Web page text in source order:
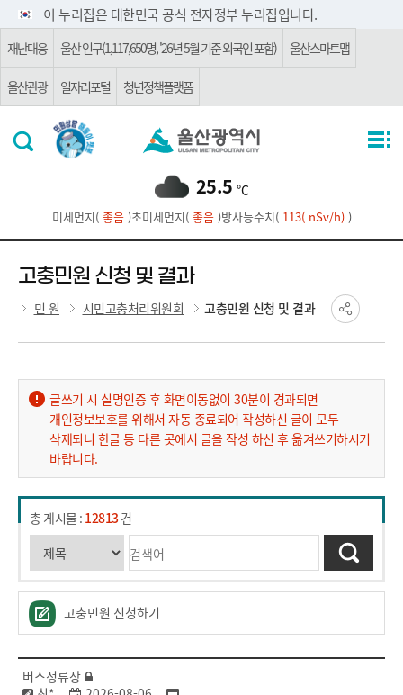
주요 메뉴로 건너뛰기
본문으로가기이 누리집은 대한민국 공식 전자정부 누리집입니다.
재난대응 울산 인구(1,117,650명, '26년 5월 기준 외국인 포함) 울산스마트맵
울산관광 일자리포털 청년정책플랫폼
25.5 ℃
미세먼지( 좋음)초미세먼지( 좋음)방사능수치(113( nSv/h) )
고충민원 신청 및 결과
민 원 시민고충처리위원회 고충민원 신청 및 결과
글쓰기 시 실명인증 후 화면이동없이 30분이 경과되면
개인정보보호를 위해서 자동 종료되어 작성하신 글이 모두
삭제되니 한글 등 다른 곳에서 글을 작성 하신 후 옮겨쓰기하시기
바랍니다.
총 게시물 : 12813건
고충민원 신청하기
버스정류장